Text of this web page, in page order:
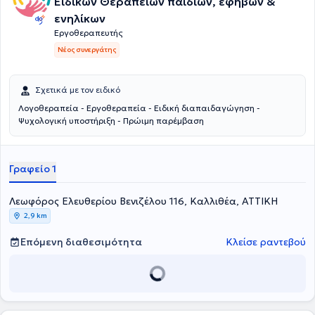
ενηλίκων
Εργοθεραπευτής
Νέος συνεργάτης
Σχετικά με τον ειδικό
Λογοθεραπεία - Εργοθεραπεία - Ειδική διαπαιδαγώγηση -
Ψυχολογική υποστήριξη - Πρώιμη παρέμβαση
Γραφείο 1
Λεωφόρος Ελευθερίου Βενιζέλου 116, Καλλιθέα, ΑΤΤΙΚΗ
2,9 km
Επόμενη διαθεσιμότητα Κλείσε ραντεβού